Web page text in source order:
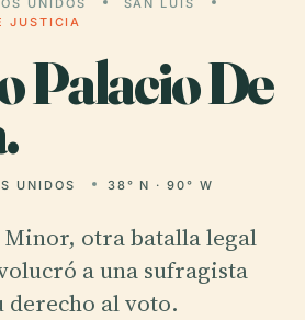
UNIDOS
SAN LUIS
JUSTICIA
Palacio De
UNIDOS 38° N · 90° W
otra batalla legal
a una sufragista
derecho al voto.